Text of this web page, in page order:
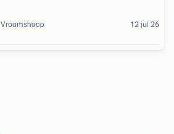
Vroomshoop 12 jul 26